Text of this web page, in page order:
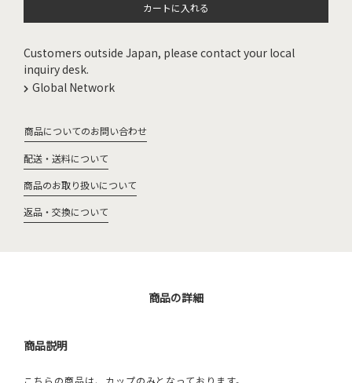
カートに入れる
Customers outside Japan, please contact your local
inquiry desk.
Global Network
商品についてのお問い合わせ
配送・送料について
商品のお取り扱いについて
返品・交換について
商品の詳細
商品説明